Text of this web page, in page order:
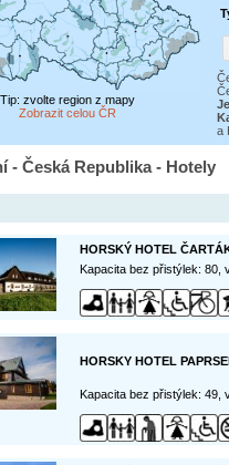
Tip: zvolte region z mapy
Zobrazit celou ČR
a
- Česká Republika - Hotely
HORSKÝ HOTEL
Kapacita bez přistýlek: 80,
HORSKY HOTEL
Kapacita bez přistýlek: 49,